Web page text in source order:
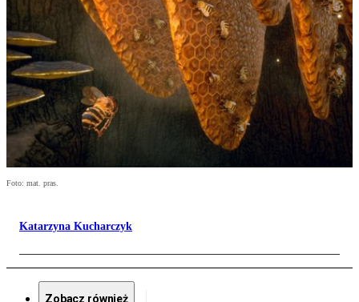
Foto: mat. pras.
Katarzyna Kucharczyk
Zobacz również